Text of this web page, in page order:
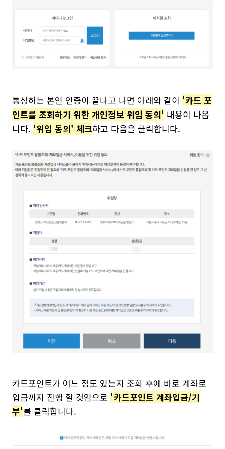
통상하는 본인 인증이 끝나고 나면 아래와 같이 '카드 포
인트를 조회하기 위한 개인정보 위임 동의' 내용이 나옵
니다. '위임 동의' 체크하고 다음을 클릭합니다.
카드포인트가 어느 정도 있는지 조회 후에 바로 계좌로
입금까지 진행 할 것임으로 '카드포인트 계좌입금/기
부'를 클릭합니다.